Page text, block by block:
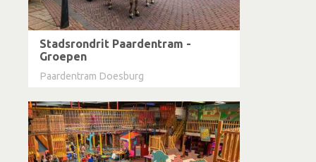
Stadsrondrit Paardentram -
Groepen
Paardentram Doesburg